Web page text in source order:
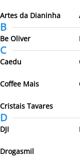
Artes da Dianinha
B
Be Oliver
C
Caedu
Coffee Mais
Cristais Tavares
D
DJI
Drogasmil